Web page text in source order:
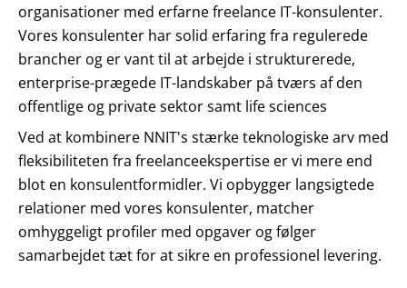
organisationer med erfarne freelance IT-konsulenter.
Vores konsulenter har solid erfaring fra regulerede
brancher og er vant til at arbejde i strukturerede,
enterprise-prægede IT-landskaber på tværs af den
offentlige og private sektor samt life sciences
Ved at kombinere NNIT's stærke teknologiske arv med
fleksibiliteten fra freelanceekspertise er vi mere end
blot en konsulentformidler. Vi opbygger langsigtede
relationer med vores konsulenter, matcher
omhyggeligt profiler med opgaver og følger
samarbejdet tæt for at sikre en professionel levering.